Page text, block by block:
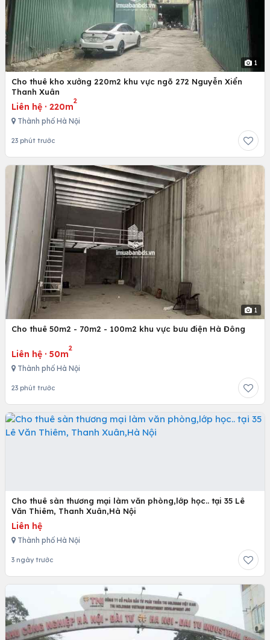
1
Cho thuê kho xưởng 220m2 khu vực ngõ 272 Nguyễn Xiển
Thanh Xuân
Liên hệ · 220m
2
Thành phố Hà Nội
23 phút trước
1
Cho thuê 50m2 - 70m2 - 100m2 khu vực bưu điện Hà Đông
Liên hệ · 50m
2
Thành phố Hà Nội
23 phút trước
Cho thuê sàn thương mại làm văn phòng,lớp học.. tại 35 Lê
Văn Thiêm, Thanh Xuân,Hà Nội
Liên hệ
Thành phố Hà Nội
3 ngày trước